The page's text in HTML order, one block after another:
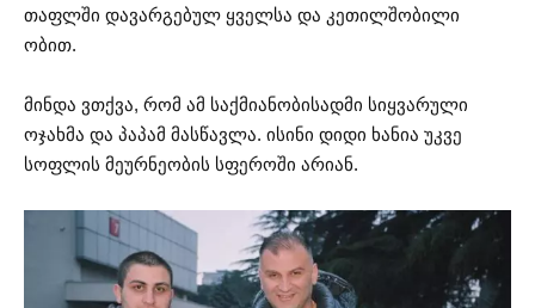
თაფლში დავარგებულ ყველსა და კეთილშობილი
ობით.
მინდა ვთქვა, რომ ამ საქმიანობისადმი სიყვარული
ოჯახმა და პაპამ მასწავლა. ისინი დიდი ხანია უკვე
სოფლის მეურნეობის სფეროში არიან.